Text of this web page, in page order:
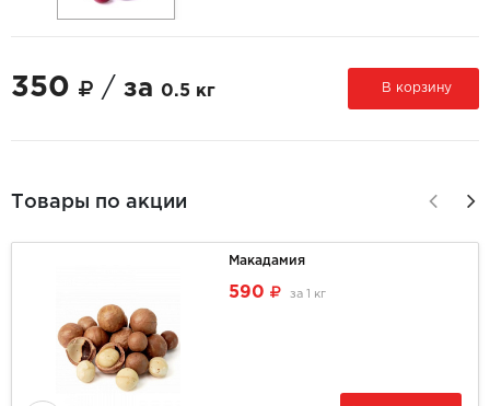
350 / за 0.5 кг В корзину
Товары по акции
Макадамия
590 за 1 кг